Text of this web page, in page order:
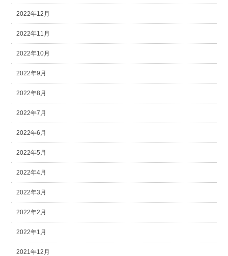
2022年12月
2022年11月
2022年10月
2022年9月
2022年8月
2022年7月
2022年6月
2022年5月
2022年4月
2022年3月
2022年2月
2022年1月
2021年12月